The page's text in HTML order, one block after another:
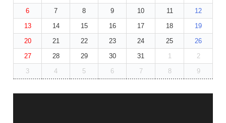
6
7 8 9 10 11
12
13
14 15 16 17 18
19
20
21 22 23 24 25
26
27
28 29 30 31 1
2
3
4 5 6 7 8 9